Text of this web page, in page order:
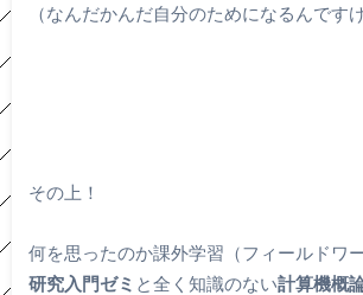
（なんだかんだ自分のためになるんです
その上！
何を思ったのか課外学習（フィールドワ
研究入門ゼミ と全く知識のない計算機概